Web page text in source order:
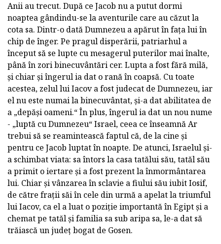
Anii au trecut. După ce Jacob nu a putut dormi
noaptea gândindu-se la aventurile care au căzut la
cota sa. Dintr-o dată Dumnezeu a apărut în fața lui în
chip de înger. Pe pragul disperării, patriarhul a
început să se lupte cu mesagerul puterilor mai înalte,
până în zori binecuvântări cer. Lupta a fost fără milă,
și chiar și îngerul ia dat o rană în coapsă. Cu toate
acestea, zelul lui Iacov a fost judecat de Dumnezeu, iar
el nu este numai la binecuvântat, și-a dat abilitatea de
a „depăși oameni.“ În plus, îngerul ia dat un nou nume
- „luptă cu Dumnezeu“ Israel, ceea ce înseamnă Ar
trebui să se reamintească faptul că, de la cine și
pentru ce Jacob luptat în noapte. De atunci, Israelul și-
a schimbat viata: sa întors la casa tatălui său, tatăl său
a primit o iertare și a fost prezent la înmormântarea
lui. Chiar și vânzarea în sclavie a fiului său iubit Iosif,
de către frații săi în cele din urmă a apelat la triumful
lui Iacov, ca el a luat o poziție importantă în Egipt și a
chemat pe tatăl și familia sa sub aripa sa, le-a dat să
trăiască un județ bogat de Gosen.